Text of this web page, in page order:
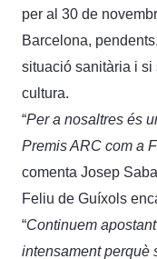
per al 30 de
Barcelona,
situació sanitària i si
cultura.
“Per a nosaltres és
Premis ARC com a
comenta Josep
Feliu de Guíxols
“Continuem
intensament perquè